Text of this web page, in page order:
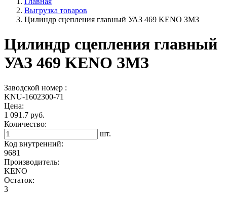
Выгрузка товаров
Цилиндр сцепления главный УАЗ 469 KENO ЗМЗ
Цилиндр сцепления главный
УАЗ 469 KENO ЗМЗ
Заводской номер :
KNU-1602300-71
Цена:
1 091.7 руб.
Количество:
шт.
Код внутренний:
9681
Производитель:
KENO
Остаток:
3